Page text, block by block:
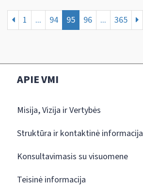
1 ... 94 95 96 ... 365
APIE VMI
Misija, Vizija ir Vertybės
Struktūra ir kontaktinė informacija
Konsultavimasis su visuomene
Teisinė informacija